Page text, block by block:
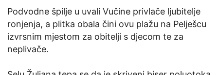
Podvodne špilje u uvali Vučine privlače ljubitelje
ronjenja, a plitka obala čini ovu plažu na Pelješcu
izvrsnim mjestom za obitelji s djecom te za
neplivače.